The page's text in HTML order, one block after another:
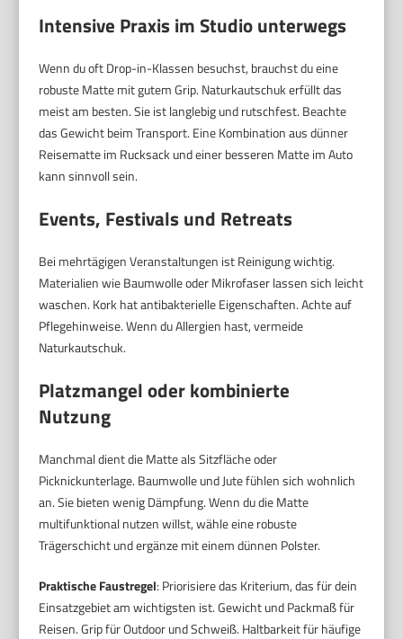
Intensive Praxis im Studio unterwegs
Wenn du oft Drop-in-Klassen besuchst, brauchst du eine
robuste Matte mit gutem Grip. Naturkautschuk erfüllt das
meist am besten. Sie ist langlebig und rutschfest. Beachte
das Gewicht beim Transport. Eine Kombination aus dünner
Reisematte im Rucksack und einer besseren Matte im Auto
kann sinnvoll sein.
Events, Festivals und Retreats
Bei mehrtägigen Veranstaltungen ist Reinigung wichtig.
Materialien wie Baumwolle oder Mikrofaser lassen sich leicht
waschen. Kork hat antibakterielle Eigenschaften. Achte auf
Pflegehinweise. Wenn du Allergien hast, vermeide
Naturkautschuk.
Platzmangel oder kombinierte
Nutzung
Manchmal dient die Matte als Sitzfläche oder
Picknickunterlage. Baumwolle und Jute fühlen sich wohnlich
an. Sie bieten wenig Dämpfung. Wenn du die Matte
multifunktional nutzen willst, wähle eine robuste
Trägerschicht und ergänze mit einem dünnen Polster.
Praktische Faustregel: Priorisiere das Kriterium, das für dein
Einsatzgebiet am wichtigsten ist. Gewicht und Packmaß für
Reisen. Grip für Outdoor und Schweiß. Haltbarkeit für häufige